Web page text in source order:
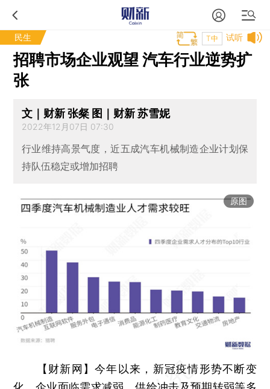
民生 试听
T中
招聘市场企业观望 汽车行业逆势扩
张
文｜财新 张粲 图｜财新 苏雪妮
2022年12月07日 07:30
行业维持高景气度，近五成汽车机械制造企业计划保
持队伍稳定或增加招聘
原图
【财新网】今年以来，新冠疫情形势不断变